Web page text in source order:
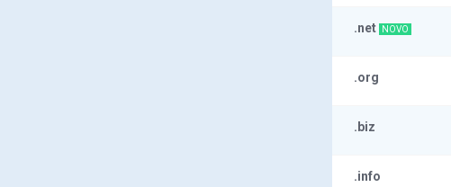
.net NOVO
.org
.biz
.info